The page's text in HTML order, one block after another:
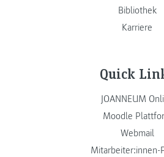
Bibliothek
Karriere
Quick
JOANNEUM
Moodle
Webmail
Mitarbeiter:innen-